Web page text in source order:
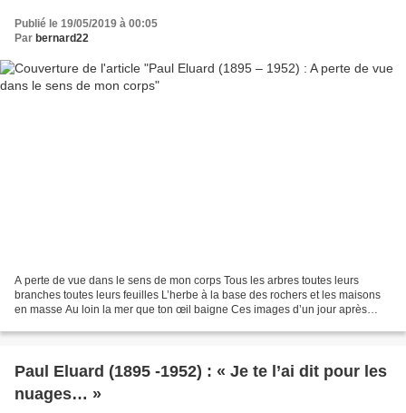
Publié le 19/05/2019 à 00:05
Par bernard22
A perte de vue dans le sens de mon corps Tous les arbres toutes leurs
branches toutes leurs feuilles L’herbe à la base des rochers et les maisons
en masse Au loin la mer que ton œil baigne Ces images d’un jour après
Paul Eluard (1895 -1952) : « Je te l’ai dit pour les
nuages… »